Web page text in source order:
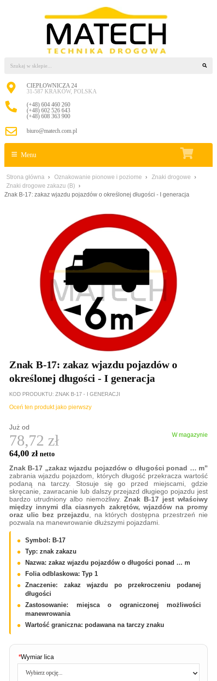
CIEPŁOWNICZA 24
31-587 KRAKÓW, POLSKA
(+48) 604 460 260
(+48) 602 526 643
(+48) 608 363 900
biuro@matech.com.pl
Menu
Strona główna › Oznakowanie pionowe i poziome › Znaki drogowe ›
Znaki drogowe zakazu (B) ›
Znak B-17: zakaz wjazdu pojazdów o określonej długości - I generacja
Znak B-17: zakaz wjazdu pojazdów o
określonej długości - I generacja
KOD PRODUKTU ZNAK B-17 - I GENERACJI
Oceń ten produkt jako pierwszy
Już od
78,72 zł
64,00 zł
W magazynie
Znak B-17 „zakaz wjazdu pojazdów o długości ponad … m”
zabrania wjazdu pojazdom, których długość przekracza wartość
podaną na tarczy. Stosuje się go przed miejscami, gdzie
skręcanie, zawracanie lub dalszy przejazd długiego pojazdu jest
bardzo utrudniony albo niemożliwy.Znak B-17 jest właściwy
między innymi dla ciasnych zakrętów, wjazdów na promy
oraz ulic bez przejazdu , na których dostępna przestrzeń nie
pozwala na manewrowanie dłuższymi pojazdami.
Symbol: B-17
Typ: znak zakazu
Nazwa: zakaz wjazdu pojazdów o długości ponad … m
Folia odblaskowa: Typ 1
Znaczenie: zakaz wjazdu po przekroczeniu podanej
długości
Zastosowanie: miejsca o ograniczonej możliwości
manewrowania
Wartość graniczna: podawana na tarczy znaku
Wymiar lica